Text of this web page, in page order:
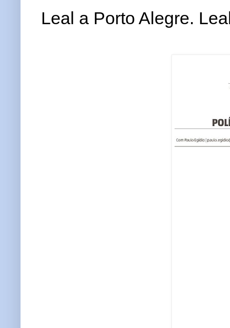
Leal a Porto Alegre.